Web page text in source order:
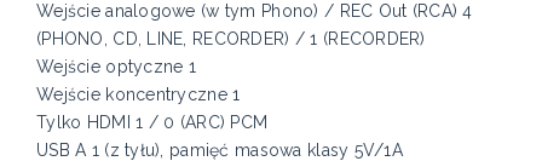
Wejście analogowe (w tym Phono) / REC Out (RCA) 4
(PHONO, CD, LINE, RECORDER) / 1 (RECORDER)
Wejście optyczne 1
Wejście koncentryczne 1
Tylko HDMI 1 / 0 (ARC) PCM
USB A 1 (z tyłu), pamięć masowa klasy 5V/1A